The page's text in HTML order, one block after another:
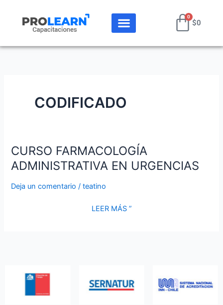
contenido
$0
0
Cart
CODIFICADO
CURSO FARMACOLOGÍA
ADMINISTRATIVA EN URGENCIAS
Deja un comentario /teatino
CURSO
FARMACOLOGÍA
ADMINISTRATIVA
EN
LEER MÁS ”